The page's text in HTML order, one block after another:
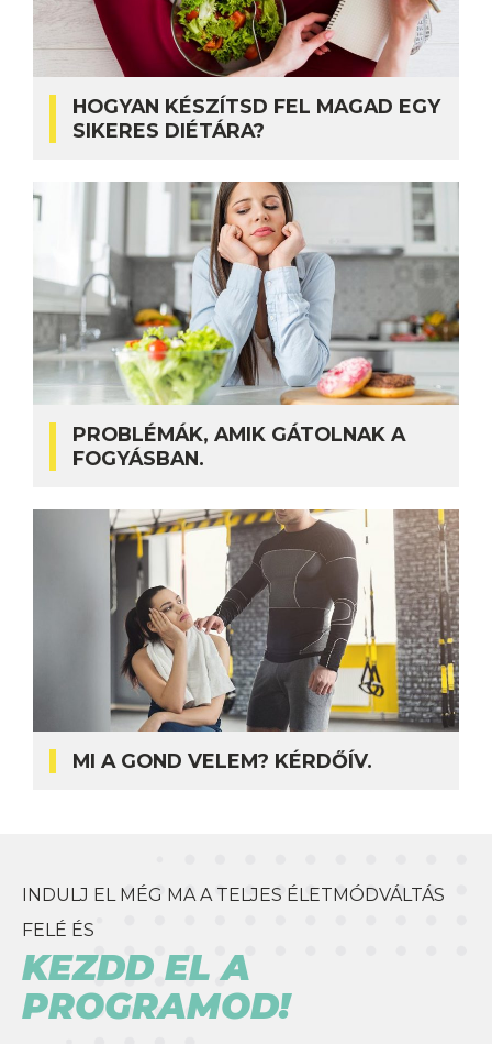
HOGYAN KÉSZÍTSD FEL MAGAD EGY
SIKERES DIÉTÁRA?
PROBLÉMÁK, AMIK GÁTOLNAK A
FOGYÁSBAN.
MI A GOND VELEM? KÉRDŐÍV.
INDULJ EL MÉG MA A TELJES ÉLETMÓDVÁLTÁS
FELÉ ÉS
KEZDD EL A
PROGRAMOD!